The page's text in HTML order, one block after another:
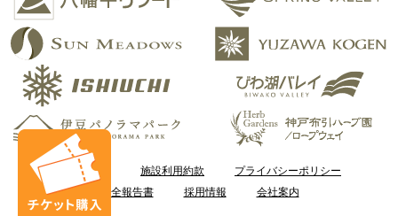
ご利用案内 施設利用約款
プライバシーポリシー
安全報告書
採用情報 会社案内